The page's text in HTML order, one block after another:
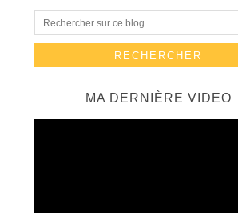
MA DERNIÈRE VIDEO